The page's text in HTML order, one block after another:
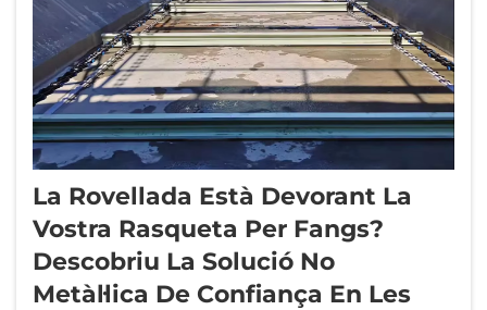
La Rovellada Està Devorant La
Vostra Rasqueta Per Fangs?
Descobriu La Solució No
Metàl·lica De Confiança En Les